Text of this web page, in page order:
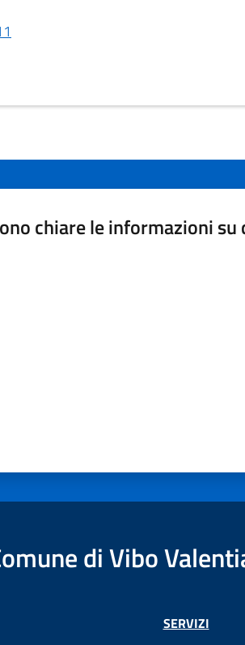
chiare le informazioni su
di Vibo
SERVIZI